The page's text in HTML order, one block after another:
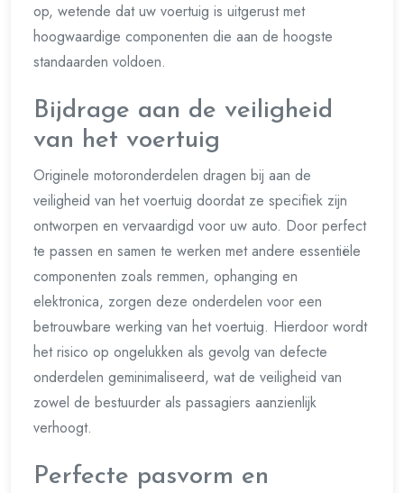
op, wetende dat uw voertuig is uitgerust met
hoogwaardige componenten die aan de hoogste
standaarden voldoen.
Bijdrage aan de veiligheid
van het voertuig
Originele motoronderdelen dragen bij aan de
veiligheid van het voertuig doordat ze specifiek zijn
ontworpen en vervaardigd voor uw auto. Door perfect
te passen en samen te werken met andere essentiële
componenten zoals remmen, ophanging en
elektronica, zorgen deze onderdelen voor een
betrouwbare werking van het voertuig. Hierdoor wordt
het risico op ongelukken als gevolg van defecte
onderdelen geminimaliseerd, wat de veiligheid van
zowel de bestuurder als passagiers aanzienlijk
verhoogt.
Perfecte pasvorm en